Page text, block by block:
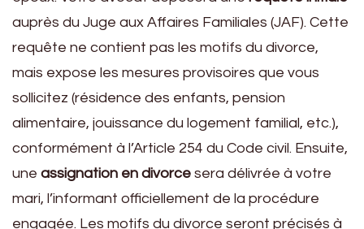
auprès du Juge aux Affaires Familiales (JAF). Cette
requête ne contient pas les motifs du divorce,
mais expose les mesures provisoires que vous
sollicitez (résidence des enfants, pension
alimentaire, jouissance du logement familial, etc.),
conformément à l’Article 254 du Code civil. Ensuite,
une assignation en divorce sera délivrée à votre
mari, l’informant officiellement de la procédure
engagée. Les motifs du divorce seront précisés à